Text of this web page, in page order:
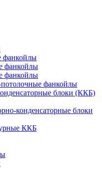
фанкойлы
фанкойлы
фанкойлы
фанкойлы
блоки (ККБ)
конденсаторные блоки
ККБ